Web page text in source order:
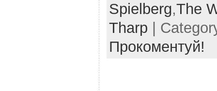
Spielberg,The
Tharp |
Прокоментуй!